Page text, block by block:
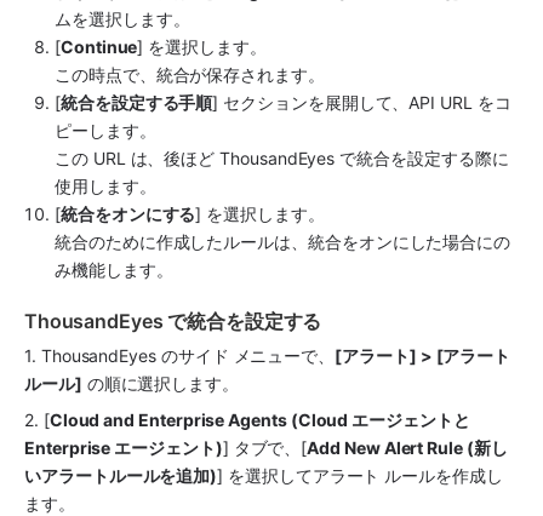
ムを選択します。
[Continue] を選択します。
この時点で、統合が保存されます。
[統合を設定する手順] セクションを展開して、API URL をコ
ピーします。
この URL は、後ほど ThousandEyes で統合を設定する際に
使用します。
[統合をオンにする] を選択します。
統合のために作成したルールは、統合をオンにした場合にの
み機能します。
ThousandEyes で統合を設定する
1. ThousandEyes のサイド メニューで、 [アラート] > [アラート
ルール] の順に選択します。
2. [Cloud and Enterprise Agents (Cloud エージェントと
Enterprise エージェント)] タブで、[Add New Alert Rule (新し
いアラートルールを追加)] を選択してアラート ルールを作成し
ます。